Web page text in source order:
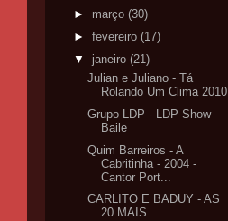
► março (30)
► fevereiro (17)
▼ janeiro (21)
Julian e Juliano - Tá
Rolando Um Clima 2010
Grupo LDP - LDP Show
Baile
Quim Barreiros - A
Cabritinha - 2004 -
Cantor Port...
CARLITO E BADUY - AS
20 MAIS